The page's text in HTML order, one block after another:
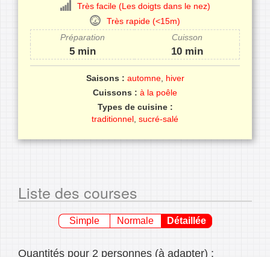
Très facile (Les doigts dans le nez)
Très rapide (<15m)
Préparation
Cuisson
5 min 10 min
Saisons : automne, hiver
Cuissons : à la poêle
Types de cuisine :
traditionnel sucré-salé
Liste des courses
Simple Normale Détaillée
Quantités pour 2 personnes (à adapter) :